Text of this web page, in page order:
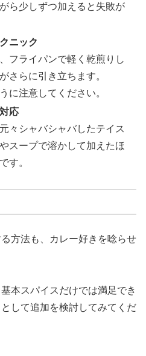
ら少しずつ加えると失敗が
ニック
フライパンで軽く乾煎りし
さらに引き立ちます。
に注意してください。
応
々シャバシャバしたテイス
スープで溶かして加えたほ
す。
方法も、カレー好きを唸らせ
本スパイスだけでは満足でき
して追加を検討してみてくだ